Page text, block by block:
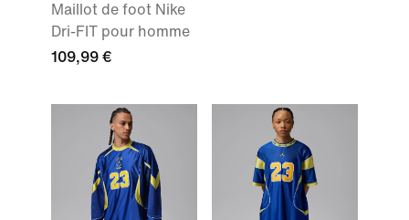
Maillot de foot Nike
Dri-FIT pour homme
109,99 €